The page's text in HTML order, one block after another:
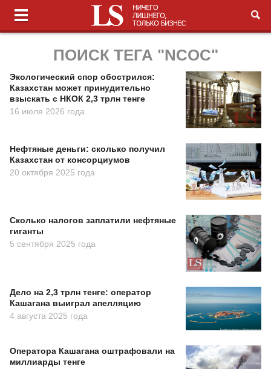
ПОИСК ТЕГА "NCOC"
Экологический спор обострился:
Казахстан может принудительно
взыскать с НКОК 2,3 трлн тенге
16 июля 2026 года
Нефтяные деньги: сколько получил
Казахстан от консорциумов
20 октября 2025 года
Сколько налогов заплатили нефтяные
гиганты
5 сентября 2025 года
Дело на 2,3 трлн тенге: оператор
Кашагана выиграл апелляцию
4 августа 2025 года
Оператора Кашагана оштрафовали на
миллиарды тенге